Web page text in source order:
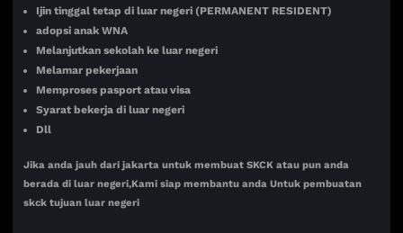
Ijin tinggal tetap di luar negeri (PERMANENT RESIDENT)
adopsi anak WNA
Melanjutkan sekolah ke luar negeri
Melamar pekerjaan
Memproses pasport atau visa
Syarat bekerja di luar negeri
Dll
Jika anda jauh dari jakarta untuk membuat SKCK atau pun anda
berada di luar negeri,Kami siap membantu anda Untuk pembuatan
skck tujuan luar negeri